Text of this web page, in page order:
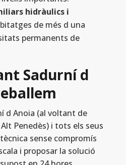
hidràulics i
de més d una
permanents de
Sadurní d
d Anoia (al voltant de
Penedès) i tots els seus
sense compromís
i proposar la solució